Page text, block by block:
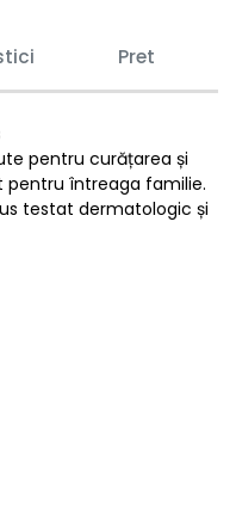
Pret
pentru curățarea și
pentru întreaga familie.
testat dermatologic și